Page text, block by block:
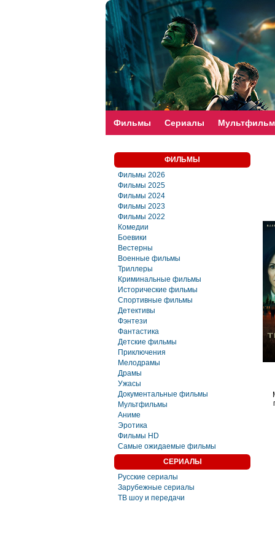
faste-torrent.com
Фильмы Сериалы
ФИЛЬМЫ
Фильмы 2026
Фильмы 2025
Фильмы 2024
Фильмы 2023
Фильмы 2022
Комедии
Боевики
Вестерны
Военные фильмы
Триллеры
Криминальные фильмы
Исторические фильмы
Спортивные фильмы
Детективы
Фэнтези
Фaнтастика
Детские фильмы
Приключения
Мелодрамы
Драмы
Ужасы
Документальные фильмы
Мультфильмы
Аниме
Эротика
Фильмы HD
Самые ожидаемые фильмы
СЕРИАЛЫ
Русские сериалы
Зарубежные сериалы
ТВ шоу и передачи